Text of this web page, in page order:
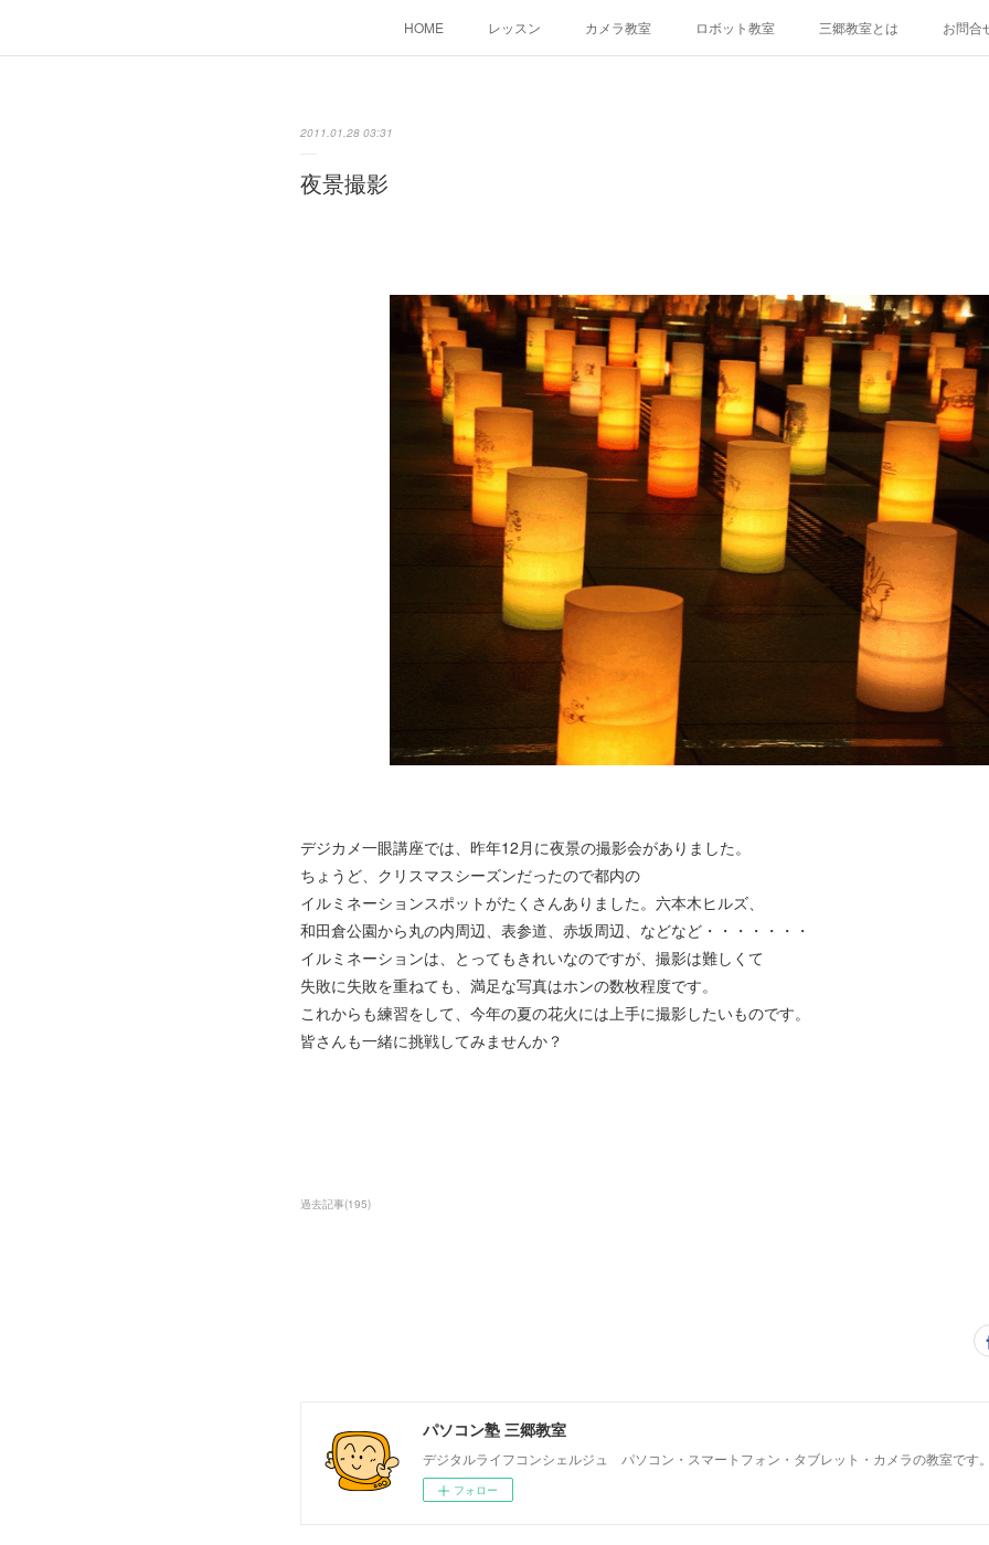
HOME レッスン カメラ教室 ロボット教室 三郷教室とは お問合
2011.01.28 03:31
夜景撮影
デジカメ一眼講座では、昨年12月に夜景の撮影会がありました。
ちょうど、クリスマスシーズンだったので都内の
イルミネーションスポットがたくさんありました。六本木ヒルズ、
和田倉公園から丸の内周辺、表参道、赤坂周辺、などなど・・・・・・・
イルミネーションは、とってもきれいなのですが、撮影は難しくて
失敗に失敗を重ねても、満足な写真はホンの数枚程度です。
これからも練習をして、今年の夏の花火には上手に撮影したいものです。
皆さんも一緒に挑戦してみませんか？
過去記事(195)
パソコン塾 三郷教室
デジタルライフコンシェルジュ パソコン・スマートフォン・タブレット・カメラの教室です
フォロー